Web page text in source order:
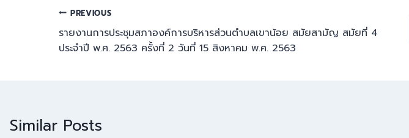
PREVIOUS
รายงานการประชุมสภาองค์การบริหารส่วนตำบลเขาน้อย สมัยสามัญ สมัยที่ 4
ประจำปี พ.ศ. 2563 ครั้งที่ 2 วันที่ 15 สิงหาคม พ.ศ. 2563
Similar Posts